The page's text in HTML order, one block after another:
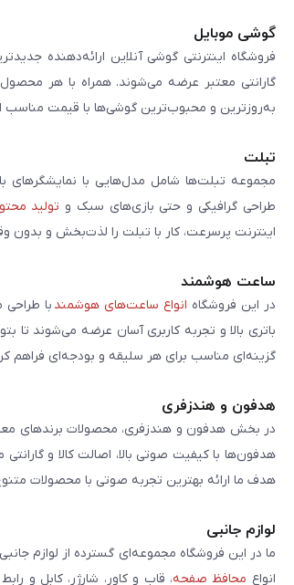
گوشی موبایل
فروشگاه اینترنتی گوشی آنلاین ارائه‌دهنده
گارانتی معتبر عرضه می‌شوند. همراه با هر
به‌روزترین و محبوب‌ترین گوشی‌ها با قیمت مناسب
تبلت
مجموعه تبلت‌ها شامل مدل‌هایی با نمایشگرهای
طراحی گرافیکی و حتی بازی‌های سبک و تولید
اینترنت پرسرعت، کار با تبلت را لذت‌بخش و بدون
ساعت هوشمند
در این فروشگاه انواع ساعت‌های هوشمند با
باتری بالا و تجربه کاربری آسان عرضه می‌شوند تا
گزینه‌ای مناسب برای هر سلیقه و بودجه‌ای فراهم
هدفون و هندزفری
در بخش هدفون و هندزفری، محصولات برندهای
هدفون‌ها با کیفیت صوتی بالا، اصالت کالا و
هدف ما ارائه بهترین تجربه صوتی با محصولات
لوازم جانبی
ما در این فروشگاه مجموعه‌ای گسترده از لوازم
انواع محافظ صفحه، قاب و کاور، شارژر، کابل و